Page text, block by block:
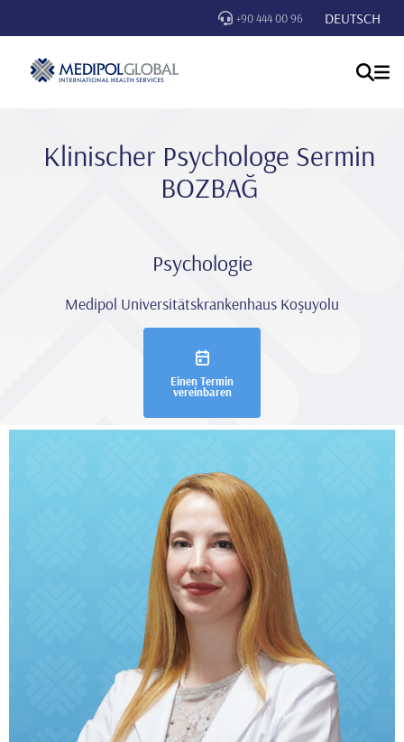
+90 444 00 96 DEUTSCH
Klinischer Psychologe Sermi̇n
BOZBAĞ
Psychologie
Medipol Universitätskrankenhaus Koşuyolu
Einen Termin
vereinbaren